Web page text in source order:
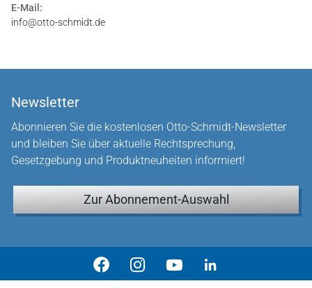
E-Mail:
info@otto-schmidt.de
Newsletter
Abonnieren Sie die kostenlosen Otto-Schmidt-Newsletter
und bleiben Sie über aktuelle Rechtsprechung,
Gesetzgebung und Produktneuheiten informiert!
Zur Abonnement-Auswahl